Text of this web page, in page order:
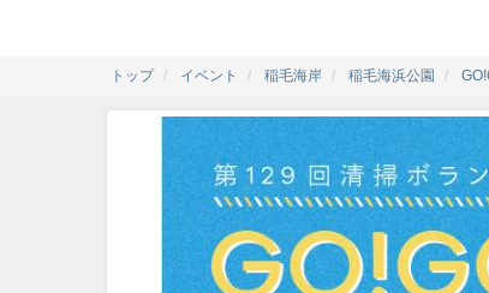
トップ イベント 稲毛海岸 稲毛海浜公園